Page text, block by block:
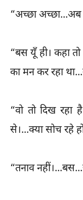
“अच्छा अच्छा...अब
“बस यूँ ही। कहा तो
का मन कर रहा
“वो तो दिख रहा
से।...क्या सोच रहे
“तनाव